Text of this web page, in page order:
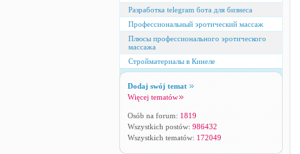
Разработка telegram бота для бизнеса
Профессиональный эротический массаж
Плюсы профессионального эротического
массажа
Стройматериалы в Кинеле
Dodaj swój temat
Więcej tematów
Osób na forum: 1819
Wszystkich postów: 986432
Wszystkich tematów: 172049